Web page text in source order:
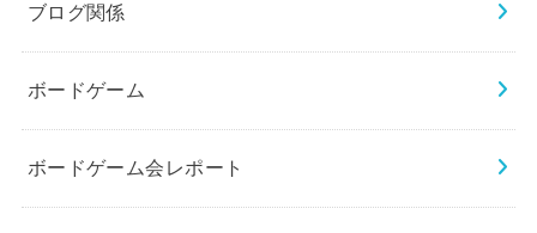
ブログ関係
ボードゲーム
ボードゲーム会レポート